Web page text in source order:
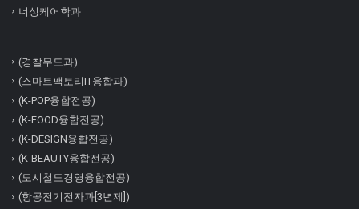
너싱케어학과
(경찰무도과)
(스마트팩토리IT융합과)
(K-POP융합전공)
(K-FOOD융합전공)
(K-DESIGN융합전공)
(K-BEAUTY융합전공)
(도시철도경영융합전공)
(항공전기전자과[3년제])